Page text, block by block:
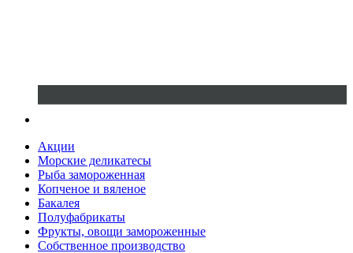
Акции
Морские деликатесы
Рыба замороженная
Копченое и вяленое
Бакалея
Полуфабрикаты
Фрукты, овощи замороженные
Собственное производство